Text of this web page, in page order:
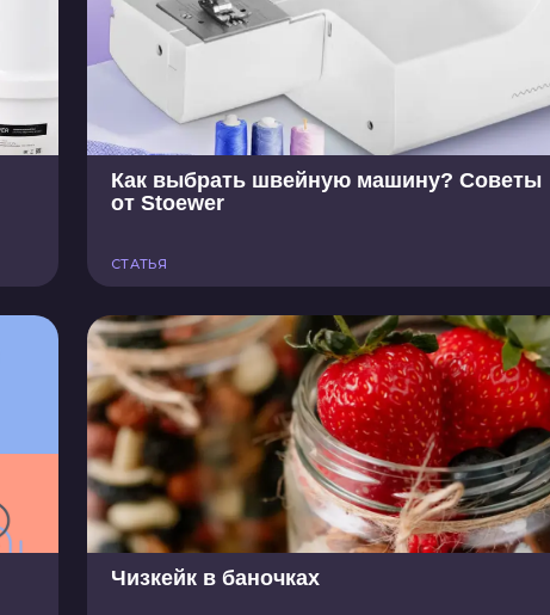
Как выбрать швейную машину? Советы
от Stoewer
СТАТЬЯ
Чизкейк в баночках